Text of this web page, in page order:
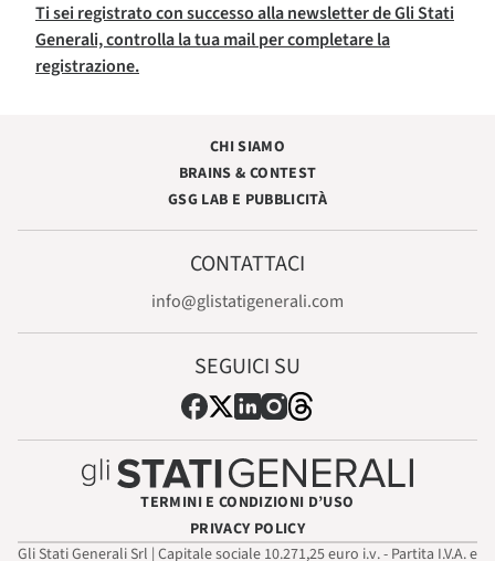
Ti sei registrato con successo alla newsletter de Gli Stati
Generali, controlla la tua mail per completare la
registrazione.
CHI SIAMO
BRAINS & CONTEST
GSG LAB E PUBBLICITÀ
CONTATTACI
info@glistatigenerali.com
SEGUICI SU
TERMINI E CONDIZIONI D’USO
PRIVACY POLICY
Gli Stati Generali Srl | Capitale sociale 10.271,25 euro i.v. - Partita I.V.A. e